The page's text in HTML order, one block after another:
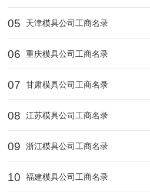
05 天津模具公司工商名录
06 重庆模具公司工商名录
07 甘肃模具公司工商名录
08 江苏模具公司工商名录
09 浙江模具公司工商名录
10 福建模具公司工商名录